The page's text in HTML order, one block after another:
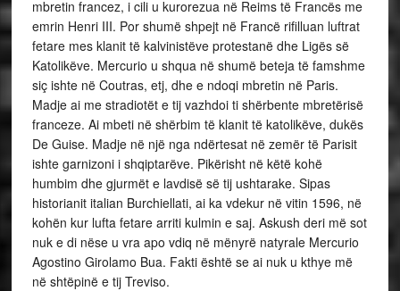
mbretin francez, i cili u kurorezua në Reims të Francës me
emrin Henri III. Por shumë shpejt në Francë rifilluan luftrat
fetare mes klanit të kalvinistëve protestanë dhe Ligës së
Katolikëve. Mercurio u shqua në shumë beteja të famshme
siç ishte në Coutras, etj, dhe e ndoqi mbretin në Paris.
Madje ai me stradiotët e tij vazhdoi ti shërbente mbretërisë
franceze. Ai mbeti në shërbim të klanit të katolikëve, dukës
De Guise. Madje në një nga ndërtesat në zemër të Parisit
ishte garnizoni i shqiptarëve. Pikërisht në këtë kohë
humbim dhe gjurmët e lavdisë së tij ushtarake. Sipas
historianit italian Burchiellati, ai ka vdekur në vitin 1596, në
kohën kur lufta fetare arriti kulmin e saj. Askush deri më sot
nuk e di nëse u vra apo vdiq në mënyrë natyrale Mercurio
Agostino Girolamo Bua. Fakti është se ai nuk u kthye më
në shtëpinë e tij Treviso.